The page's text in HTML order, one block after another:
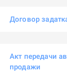
Договор
Акт передачи
продажи